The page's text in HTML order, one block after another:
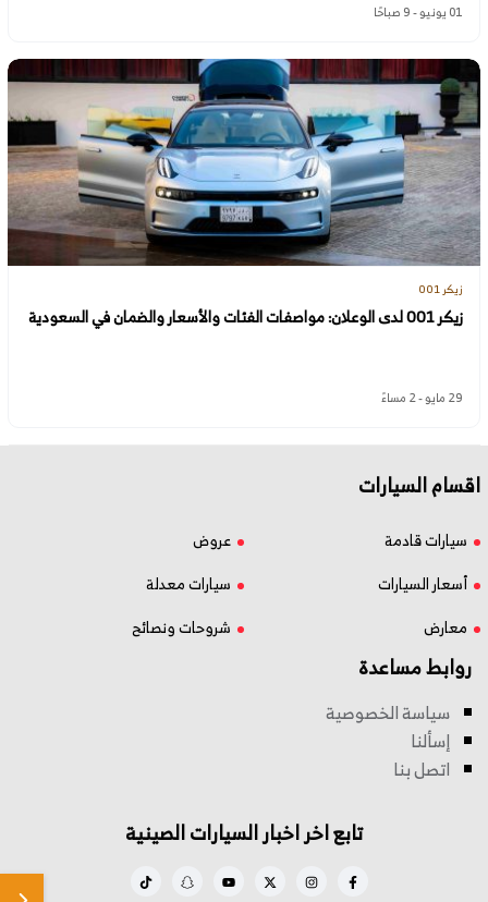
01 يونيو - 9 صباحًا
زيكر 001
زيكر 001 لدى الوعلان: مواصفات الفئات والأسعار والضمان في السعودية
29 مايو - 2 مساءً
اقسام السيارات
سيارات قادمة
عروض
أسعار السيارات
سيارات معدلة
معارض
شروحات ونصائح
روابط مساعدة
سياسة الخصوصية
إسألنا
اتصل بنا
تابع اخر اخبار السيارات الصينية